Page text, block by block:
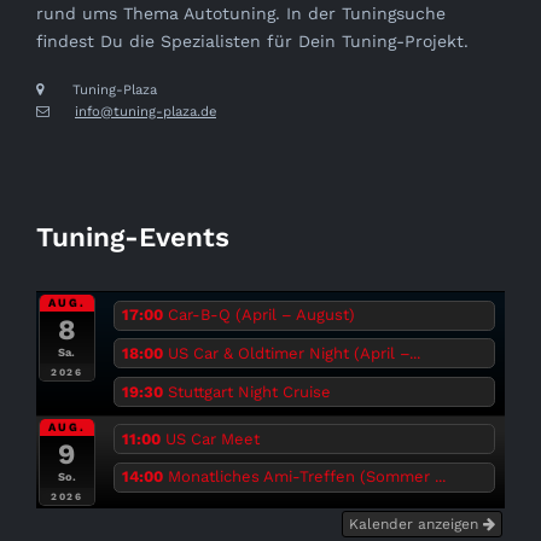
rund ums Thema Autotuning. In der Tuningsuche
findest Du die Spezialisten für Dein Tuning-Projekt.
Tuning-Plaza
info@tuning-plaza.de
Tuning-Events
AUG.
8
Sa.
2026
17:00 Car-B-Q (April – August)
18:00 US Car & Oldtimer Night (April –...
19:30 Stuttgart Night Cruise
AUG.
9
So.
2026
11:00 US Car Meet
14:00 Monatliches Ami-Treffen (Sommer ...
Kalender anzeigen